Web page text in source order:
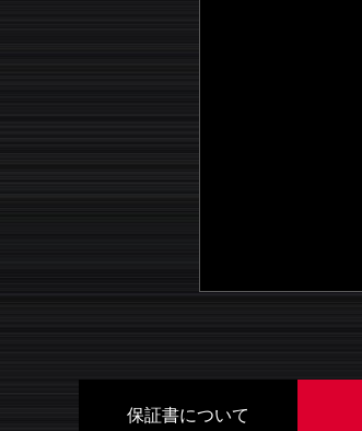
保証書について